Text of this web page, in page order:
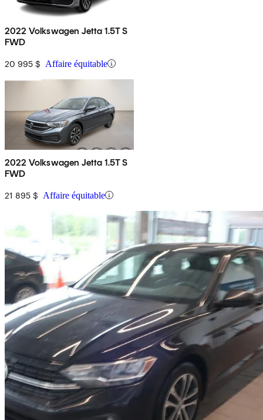
2022 Volkswagen Jetta 1.5T S
FWD
20 995 $ Affaire équitable
2022 Volkswagen Jetta 1.5T S
FWD
21 895 $ Affaire équitable
2024 Volkswagen Jetta
1.5T Comfortline FWD 58 603 km